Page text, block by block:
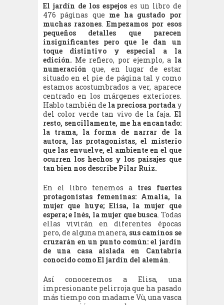
El jardín de los espejoses un libro de
476 páginas que me ha gustado por
muchas razones. Empezamos por esos
pequeños detalles que parecen
insignificantes pero que le dan un
toque distintivo y especial a la
edición. Me refiero, por ejemplo, a la
numeración que, en lugar de estar
situado en el pie de página tal y como
estamos acostumbrados a ver, aparece
centrado en los márgenes exteriores.
Hablo también de la preciosa portada y
del color verde tan vivo de la faja. El
resto, sencillamente, me ha encantado:
la trama, la forma de narrar de la
autora, las protagonistas, el misterio
que las envuelve, el ambiente en el que
ocurren los hechos y los paisajes que
tan bien nos describe Pilar Ruiz.
En el libro tenemos a tres fuertes
protagonistas femeninas: Amalia, la
mujer que huye; Elisa, la mujer que
espera; e Inés, la mujer que busca. Todas
ellas vivirán en diferentes épocas
pero, de alguna manera, sus caminos se
cruzarán en un punto común: el jardín
de una casa aislada en Cantabria
conocido como El jardín del alemán.
Así conoceremos a Elisa, una
impresionante pelirroja que ha pasado
más tiempo con madame Vù, una vasca